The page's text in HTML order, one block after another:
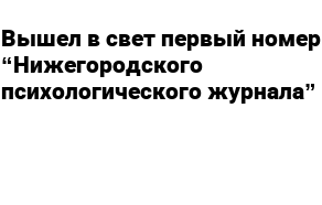
Вышел в свет первый номер
“Нижегородского
психологического журнала”